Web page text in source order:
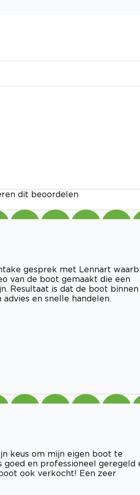
dit beoordelen
gesprek met Lennart
van de boot gemaakt die een
Resultaat is dat de boot binnen
en snelle handelen.
keus om mijn eigen boot te
en professioneel geregeld
ook verkocht! Een zeer